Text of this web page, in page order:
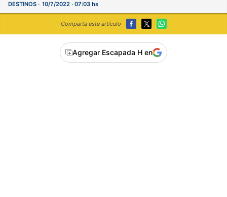
DESTINOS
10/7/2022 · 07:03 hs
Comparta este artículo
Agregar Escapada H en